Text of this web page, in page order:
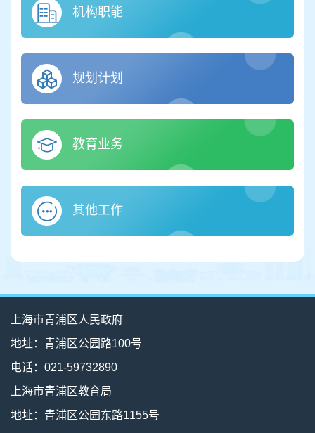
机构职能
规划计划
教育业务
其他工作
上海市青浦区人民政府
地址：青浦区公园路100号
电话：021-59732890
上海市青浦区教育局
地址：青浦区公园东路1155号